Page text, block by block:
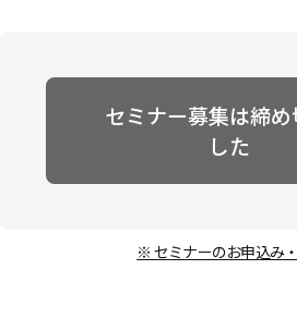
セミナー募集は締め
した
※ セミナーのお申込み